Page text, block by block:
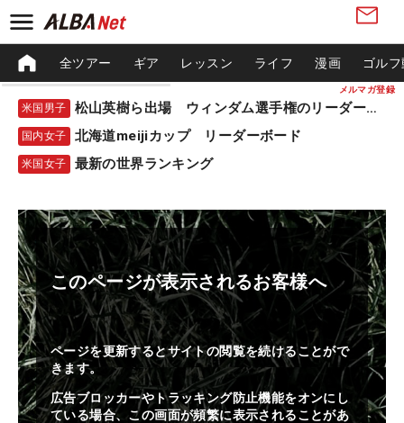
メルマガ登録
全ツアー ギア レッスン ライフ 漫画 ゴル
米国男子 松山英樹ら出場 ウィンダム選手権のリーダーボード
国内女子 北海道meijiカップ リーダーボード
米国女子 最新の世界ランキング
このページが表示されるお客様へ
ページを更新するとサイトの閲覧を続けることがで
きます。
広告ブロッカーやトラッキング防止機能をオンにし
ている場合、この画面が頻繁に表示されることがあ